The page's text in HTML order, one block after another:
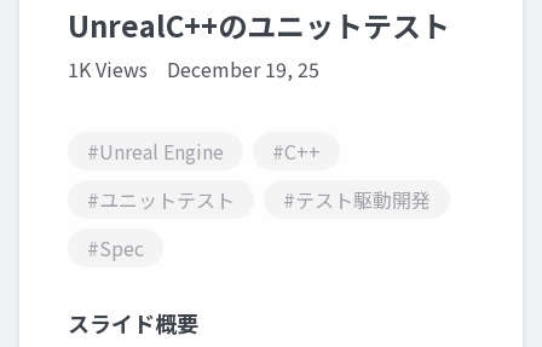
UnrealC++のユニットテスト
1K Views December 19, 25
#Unreal Engine
#C++
#ユニットテスト
#テスト駆動開発
#Spec
スライド概要